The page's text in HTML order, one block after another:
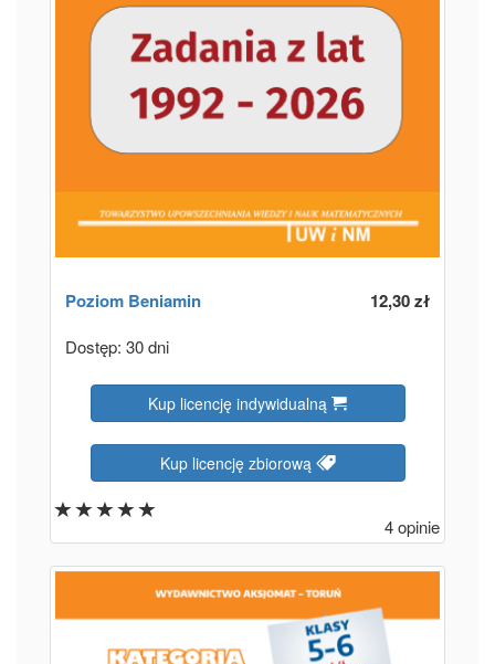
12,30 zł
Poziom Beniamin
Dostęp: 30 dni
Kup licencję indywidualną
Kup licencję zbiorową
4 opinie